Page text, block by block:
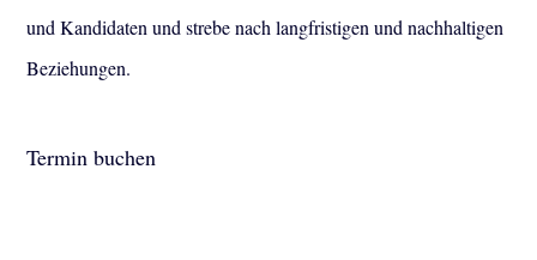
und Kandidaten und strebe nach langfristigen und nachhaltigen
Beziehungen.
Termin buchen